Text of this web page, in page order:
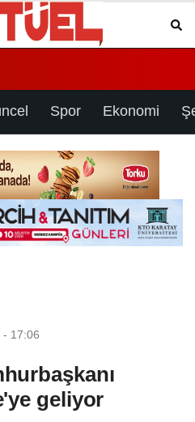
Spor Ekonomi
- 17:06
geliyor